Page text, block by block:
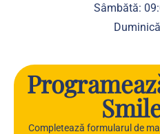
Sâmbătă:
Completează formularul de